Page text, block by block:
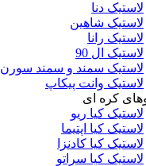
لاستیک دنا
لاستیک شاهین
لاستیک رانا
لاستیک ال 90
لاستیک سمند و سمند سورن
لاستیک وانت پیکاپ
کره ای
لاستیک کیا ریو
لاستیک کیا اپتیما
لاستیک کیا کادنزا
لاستیک کیا سراتو